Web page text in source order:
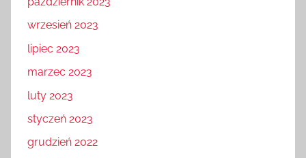
wrzesień 2023
lipiec 2023
marzec 2023
luty 2023
styczeń 2023
grudzień 2022